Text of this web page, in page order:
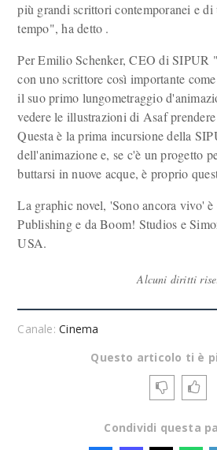
più grandi scrittori contemporanei e di
tempo", ha detto .
Per Emilio Schenker, CEO di SIPUR
con uno scrittore così importante
il suo primo lungometraggio
vedere le illustrazioni di Asaf
Questa è la prima incursione della
dell'animazione e, se c'è un progetto
buttarsi in nuove acque, è proprio
La graphic novel, 'Sono ancora vivo'
Publishing e da Boom! Studios e
USA.
Alcuni diritti
Canale:Cinema
Questo articolo ti è
Condividi questa